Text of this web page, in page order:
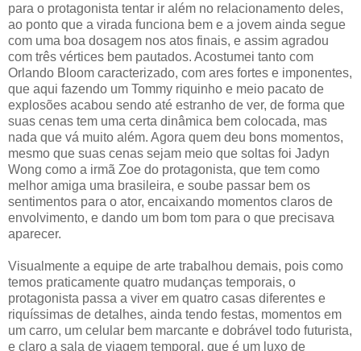
para o protagonista tentar ir além no relacionamento deles,
ao ponto que a virada funciona bem e a jovem ainda segue
com uma boa dosagem nos atos finais, e assim agradou
com três vértices bem pautados. Acostumei tanto com
Orlando Bloom caracterizado, com ares fortes e imponentes,
que aqui fazendo um Tommy riquinho e meio pacato de
explosões acabou sendo até estranho de ver, de forma que
suas cenas tem uma certa dinâmica bem colocada, mas
nada que vá muito além. Agora quem deu bons momentos,
mesmo que suas cenas sejam meio que soltas foi Jadyn
Wong como a irmã Zoe do protagonista, que tem como
melhor amiga uma brasileira, e soube passar bem os
sentimentos para o ator, encaixando momentos claros de
envolvimento, e dando um bom tom para o que precisava
aparecer.
Visualmente a equipe de arte trabalhou demais, pois como
temos praticamente quatro mudanças temporais, o
protagonista passa a viver em quatro casas diferentes e
riquíssimas de detalhes, ainda tendo festas, momentos em
um carro, um celular bem marcante e dobrável todo futurista,
e claro a sala de viagem temporal, que é um luxo de